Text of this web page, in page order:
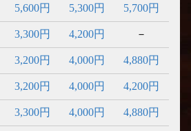
5,600円 5,300円 5,700円
3,300円 4,200円 －
3,200円 4,000円 4,880円
3,200円 4,000円 4,200円
3,300円 4,000円 4,880円